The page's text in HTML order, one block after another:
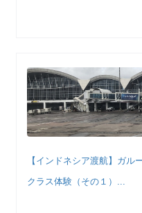
【インドネシア渡航】ガル
クラス体験（その１）...